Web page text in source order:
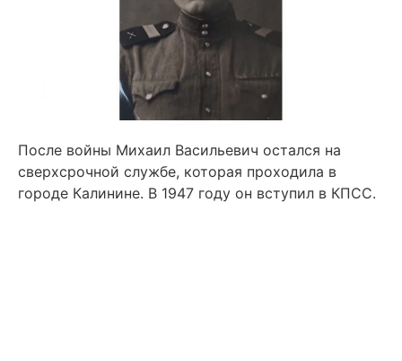
После войны Михаил Васильевич остался на
сверхсрочной службе, которая проходила в
городе Калинине. В 1947 году он вступил в КПСС.